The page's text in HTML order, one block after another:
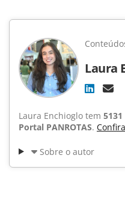
Laura
Laura Enchioglo tem 5131
Portal PANROTAS.
Sobre o autor